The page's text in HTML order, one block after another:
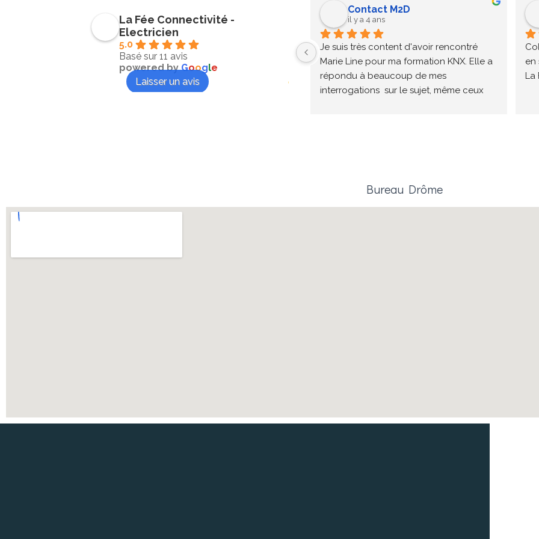
La Fée Connectivité -
Electricien
5.0
Basé sur 11 avis
powered byGoogle
Contact M2D
il y a 4 ans
Je suis très content d'avoir rencontré
Marie Line pour ma formation KNX. Elle a
répondu à beaucoup de mes
interrogations  sur le sujet, même ceux
en
La
Bureau Drôme